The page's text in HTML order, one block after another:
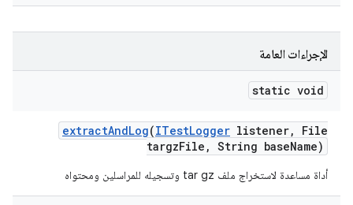
الإجراءات العامة
static void
extractAndLog(ITestLogger listener,
File
targzFile , String baseName)
أداة مساعدة لاستخراج ملف tar gz وتسجيله للمراسلين ومحتواه